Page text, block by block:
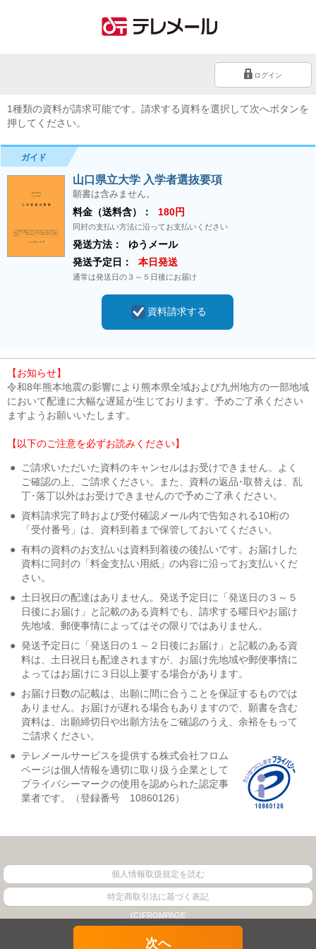
ログイン
1種類の資料が請求可能です。請求する資料を選択して次へボタンを
押してください。
ガイド
山口県立大学 入学者選抜要項
願書は含みません。
料金（送料含）： 180円
同封の支払い方法に沿ってお支払いください
発送方法：
ゆうメール
発送予定日：
本日発送
通常は発送日の３～５日後にお届け
資料請求する
【お知らせ】
令和8年熊本地震の影響により熊本県全域および九州地方の一部地域
において配達に大幅な遅延が生じております。予めご了承ください
ますようお願いいたします。
【以下のご注意を必ずお読みください】
●
ご請求いただいた資料のキャンセルはお受けできません。よく
ご確認の上、ご請求ください。また、資料の返品･取替えは、乱
丁･落丁以外はお受けできませんので予めご了承ください。
● 資料請求完了時および受付確認メール内で告知される10桁の
「受付番号」は、資料到着まで保管しておいてください。
● 有料の資料のお支払いは資料到着後の後払いです。お届けした
資料に同封の「料金支払い用紙」の内容に沿ってお支払いくだ
さい。
● 土日祝日の配達はありません。発送予定日に「発送日の３～５
日後にお届け」と記載のある資料でも、請求する曜日やお届け
先地域、郵便事情によってはその限りではありません。
● 発送予定日に「発送日の１～２日後にお届け」と記載のある資
料は、土日祝日も配達されますが、お届け先地域や郵便事情に
よってはお届けに３日以上要する場合があります。
● お届け日数の記載は、出願に間に合うことを保証するものでは
ありません。お届けが遅れる場合もありますので、願書を含む
資料は、出願締切日や出願方法をご確認のうえ、余裕をもって
ご請求ください。
● テレメールサービスを提供する株式会社フロム
ページは個人情報を適切に取り扱う企業として
プライバシーマークの使用を認められた認定事
業者です。（登録番号 10860126）
個人情報取扱規定を読む
特定商取引法に基づく表記
(C)FROMPAGE